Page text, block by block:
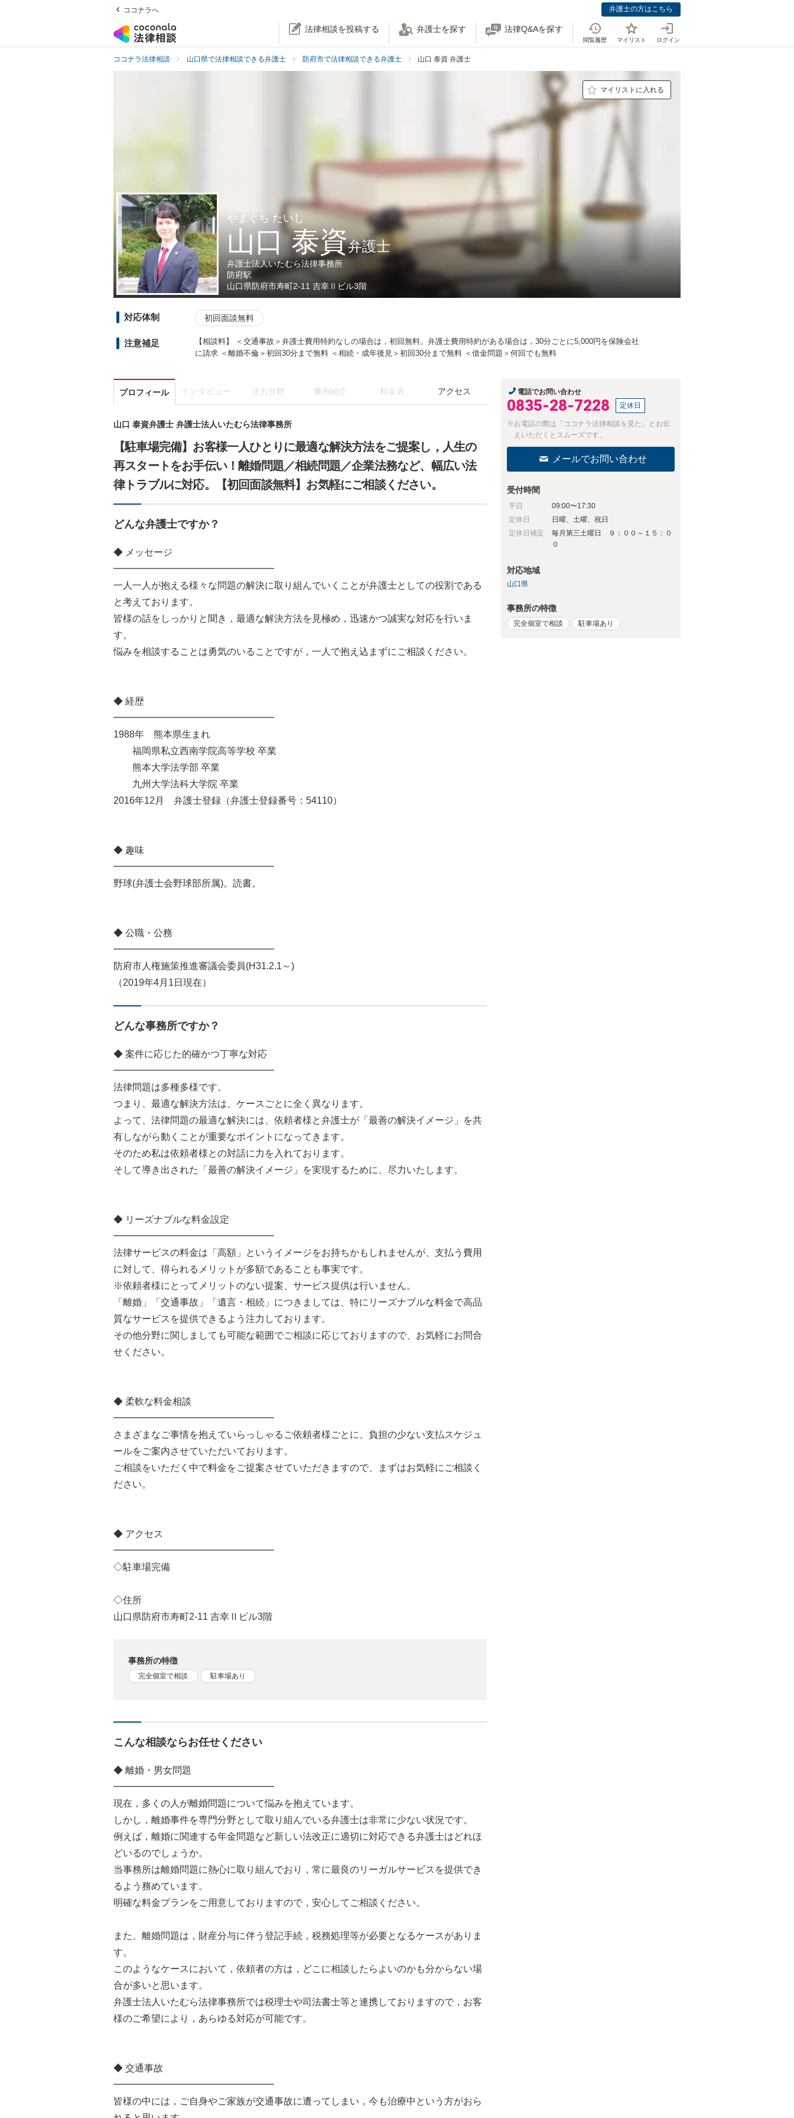
ココナラへ 弁護士の方はこちら
法律相談を投稿する 弁護士を探す 法律Q&Aを探す
閲覧履歴 マイリスト ログイン
ココナラ法律相談 山口県で法律相談できる弁護士 防府市で法律相談できる弁護士 山口 泰資 弁護士
マイリストに入れる
やまぐち たいし
山口 泰資弁護士
弁護士法人いたむら法律事務所
防府駅
山口県防府市寿町2-11 吉幸Ⅱビル3階
対応体制 初回面談無料
注意補足
【相談料】 ＜交通事故＞弁護士費用特約なしの場合は，初回無料。弁護士費用特約がある場合は，30分ごとに5,000円を保険会社
に請求 ＜離婚不倫＞初回30分まで無料 ＜相続・成年後見＞初回30分まで無料 ＜借金問題＞何回でも無料
プロフィール インタビュー 注力分野 事例紹介 料金表 アクセス
山口 泰資弁護士 弁護士法人いたむら法律事務所
【駐車場完備】お客様一人ひとりに最適な解決方法をご提案し，人生の
再スタートをお手伝い！離婚問題／相続問題／企業法務など、幅広い法
律トラブルに対応。【初回面談無料】お気軽にご相談ください。
どんな弁護士ですか？
◆ メッセージ
━━━━━━━━━━━━━━━━━
一人一人が抱える様々な問題の解決に取り組んでいくことが弁護士としての役割である
と考えております。
皆様の話をしっかりと聞き，最適な解決方法を見極め，迅速かつ誠実な対応を行いま
す。
悩みを相談することは勇気のいることですが，一人で抱え込まずにご相談ください。
◆ 経歴
━━━━━━━━━━━━━━━━━
1988年 熊本県生まれ
福岡県私立西南学院高等学校 卒業
熊本大学法学部 卒業
九州大学法科大学院 卒業
2016年12月 弁護士登録（弁護士登録番号：54110）
◆ 趣味
━━━━━━━━━━━━━━━━━
野球(弁護士会野球部所属)。読書。
◆ 公職・公務
━━━━━━━━━━━━━━━━━
防府市人権施策推進審議会委員(H31.2.1～)
（2019年4月1日現在）
どんな事務所ですか？
◆ 案件に応じた的確かつ丁寧な対応
━━━━━━━━━━━━━━━━━
法律問題は多種多様です。
つまり、最適な解決方法は、ケースごとに全く異なります。
よって、法律問題の最適な解決には、依頼者様と弁護士が「最善の解決イメージ」を共
有しながら動くことが重要なポイントになってきます。
そのため私は依頼者様との対話に力を入れております。
そして導き出された「最善の解決イメージ」を実現するために、尽力いたします。
◆ リーズナブルな料金設定
━━━━━━━━━━━━━━━━━
法律サービスの料金は「高額」というイメージをお持ちかもしれませんが、支払う費用
に対して、得られるメリットが多額であることも事実です。
※依頼者様にとってメリットのない提案、サービス提供は行いません。
「離婚」「交通事故」「遺言・相続」につきましては、特にリーズナブルな料金で高品
質なサービスを提供できるよう注力しております。
その他分野に関しましても可能な範囲でご相談に応じておりますので、お気軽にお問合
せください。
◆ 柔軟な料金相談
━━━━━━━━━━━━━━━━━
さまざまなご事情を抱えていらっしゃるご依頼者様ごとに、負担の少ない支払スケジュ
ールをご案内させていただいております。
ご相談をいただく中で料金をご提案させていただきますので、まずはお気軽にご相談く
ださい。
◆ アクセス
━━━━━━━━━━━━━━━━━
◇駐車場完備
◇住所
山口県防府市寿町2-11 吉幸Ⅱビル3階
事務所の特徴
完全個室で相談 駐車場あり
こんな相談ならお任せください
◆ 離婚・男女問題
━━━━━━━━━━━━━━━━━
現在，多くの人が離婚問題について悩みを抱えています。
しかし，離婚事件を専門分野として取り組んでいる弁護士は非常に少ない状況です。
例えば，離婚に関連する年金問題など新しい法改正に適切に対応できる弁護士はどれほ
どいるのでしょうか。
当事務所は離婚問題に熱心に取り組んでおり，常に最良のリーガルサービスを提供でき
るよう務めています。
明確な料金プランをご用意しておりますので，安心してご相談ください。
また、離婚問題は，財産分与に伴う登記手続，税務処理等が必要となるケースがありま
す。
このようなケースにおいて，依頼者の方は，どこに相談したらよいのかも分からない場
合が多いと思います。
弁護士法人いたむら法律事務所では税理士や司法書士等と連携しておりますので，お客
様のご希望により，あらゆる対応が可能です。
◆ 交通事故
━━━━━━━━━━━━━━━━━
皆様の中には，ご自身やご家族が交通事故に遭ってしまい，今も治療中という方がおら
電話でお問い合わせ
0835-28-7228 定休日
※お電話の際は「ココナラ法律相談を見た」とお伝
えいただくとスムーズです。
メールでお問い合わせ
受付時間
平日
09:00〜17:30
定休日
日曜、土曜、祝日
定休日補足
毎月第三土曜日 ９：００～１５：０
０
対応地域
山口県
事務所の特徴
完全個室で相談 駐車場あり